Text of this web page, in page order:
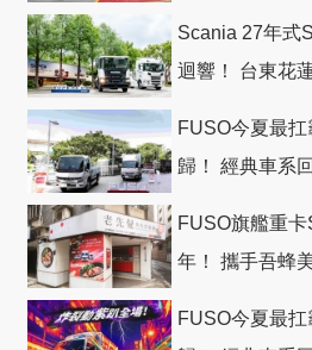
Scania 27年式
迴響！ 台東花
FUSO今夏最
歸！ 經典車系
FUSO旗艦重
年！ 攜手吾蜂
FUSO今夏最